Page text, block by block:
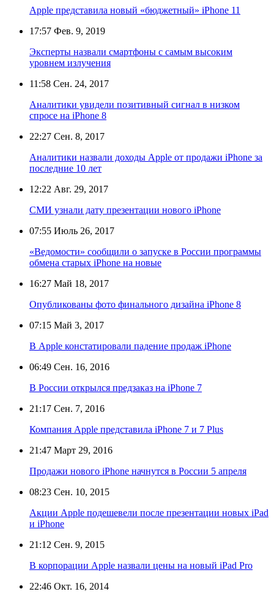
Apple представила новый «бюджетный» iPhone 11
17:57 Фев. 9, 2019
Эксперты назвали смартфоны с самым высоким
уровнем излучения
11:58 Сен. 24, 2017
Аналитики увидели позитивный сигнал в низком
спросе на iPhone 8
22:27 Сен. 8, 2017
Аналитики назвали доходы Apple от продажи iPhone за
последние 10 лет
12:22 Авг. 29, 2017
СМИ узнали дату презентации нового iPhone
07:55 Июль 26, 2017
«Ведомости» сообщили о запуске в России программы
обмена старых iPhone на новые
16:27 Май 18, 2017
Опубликованы фото финального дизайна iPhone 8
07:15 Май 3, 2017
В Apple констатировали падение продаж iPhone
06:49 Сен. 16, 2016
В России открылся предзаказ на iPhone 7
21:17 Сен. 7, 2016
Компания Apple представила iPhone 7 и 7 Plus
21:47 Март 29, 2016
Продажи нового iPhone начнутся в России 5 апреля
08:23 Сен. 10, 2015
Акции Apple подешевели после презентации новых iPad
и iPhone
21:12 Сен. 9, 2015
В корпорации Apple назвали цены на новый iPad Pro
22:46 Окт. 16, 2014